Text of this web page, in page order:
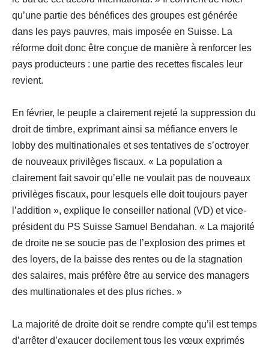
qu’une partie des bénéfices des groupes est générée
dans les pays pauvres, mais imposée en Suisse. La
réforme doit donc être conçue de manière à renforcer les
pays producteurs : une partie des recettes fiscales leur
revient.
En février, le peuple a clairement rejeté la suppression du
droit de timbre, exprimant ainsi sa méfiance envers le
lobby des multinationales et ses tentatives de s’octroyer
de nouveaux privilèges fiscaux. « La population a
clairement fait savoir qu’elle ne voulait pas de nouveaux
privilèges fiscaux, pour lesquels elle doit toujours payer
l’addition », explique le conseiller national (VD) et vice-
président du PS Suisse Samuel Bendahan. « La majorité
de droite ne se soucie pas de l’explosion des primes et
des loyers, de la baisse des rentes ou de la stagnation
des salaires, mais préfère être au service des managers
des multinationales et des plus riches. »
La majorité de droite doit se rendre compte qu’il est temps
d’arrêter d’exaucer docilement tous les vœux exprimés